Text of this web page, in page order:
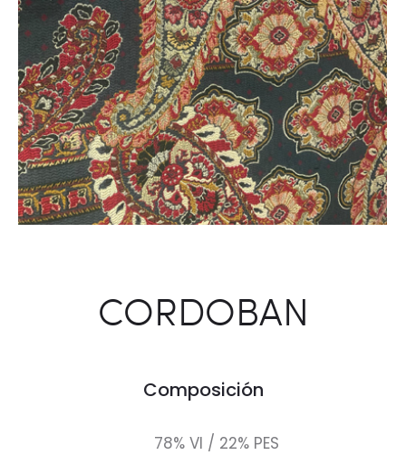
CORDOBAN
Composición
78% VI / 22% PES